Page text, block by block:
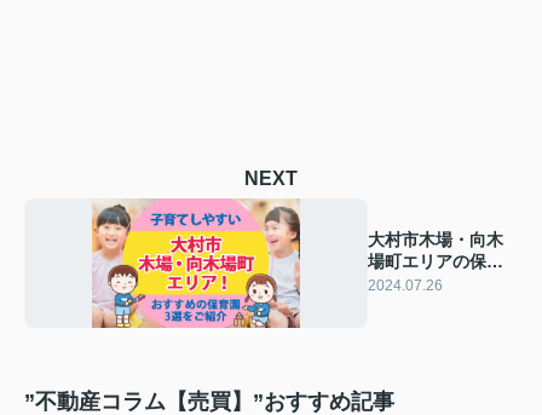
NEXT
大村市木場・向木
場町エリアの保育
園3選をご紹介！特
2024.07.26
”不動産コラム【売買】”おすすめ記事